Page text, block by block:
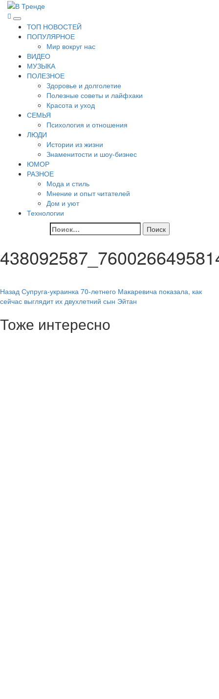
Перейти
содержимому
В Тренде
Самые свежие новости интернета
Основное
меню
ТОП НОВОСТЕЙ
ПОПУЛЯРНОЕ
Мир вокруг нас
ВИДЕО
МУЗЫКА
ПОЛЕЗНОЕ
Здоровье и долголетие
Полезные советы и лайфхаки
Красота и уход
СЕМЬЯ
Психология и отношения
ЛЮДИ
Истории из жизни
Знаменитости и шоу-бизнес
ЮМОР
РАЗНОЕ
Мода и стиль
Мнение и опыт читателей
Дом и уют
Технологии
Найти:
Навигация
записи
Назад Супруга-украинка 70-летнего Макаревича показала, как
сейчас выглядит их двухлетний сын Эйтан
Тоже интересно